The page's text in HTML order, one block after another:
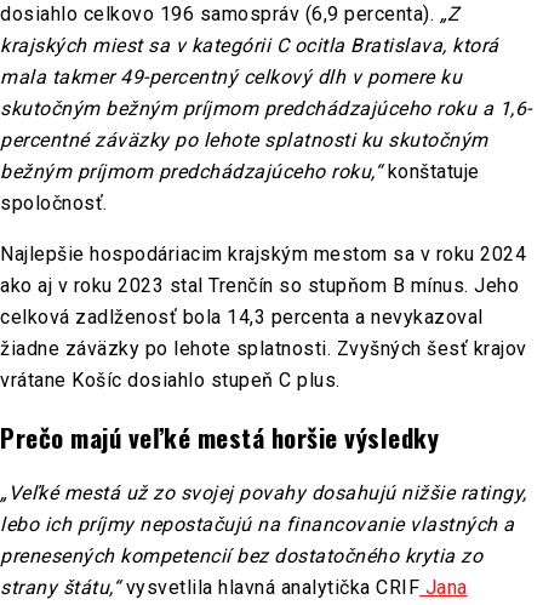
dosiahlo celkovo 196 samospráv (6,9 percenta). „Z
krajských miest sa v kategórii C ocitla Bratislava, ktorá
mala takmer 49-percentný celkový dlh v pomere ku
skutočným bežným príjmom predchádzajúceho roku a 1,6-
percentné záväzky po lehote splatnosti ku skutočným
bežným príjmom predchádzajúceho roku,“konštatuje
spoločnosť.
Najlepšie hospodáriacim krajským mestom sa v roku 2024
ako aj v roku 2023 stal Trenčín so stupňom B mínus. Jeho
celková zadlženosť bola 14,3 percenta a nevykazoval
žiadne záväzky po lehote splatnosti. Zvyšných šesť krajov
vrátane Košíc dosiahlo stupeň C plus.
Prečo majú veľké mestá horšie výsledky
„Veľké mestá už zo svojej povahy dosahujú nižšie ratingy,
lebo ich príjmy nepostačujú na financovanie vlastných a
prenesených kompetencií bez dostatočného krytia zo
strany štátu,“vysvetlila hlavná analytička CRIF Jana